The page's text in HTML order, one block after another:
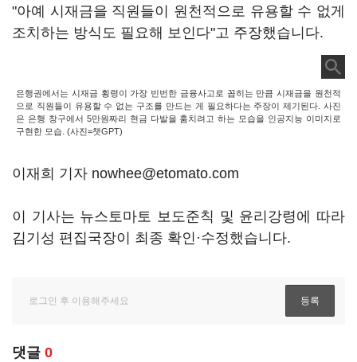
"아예 시재금을 직원들이 원천적으로 유용할 수 없게
조치하는 방식도 필요해 보인다"고 주장했습니다.
은행권에서는 시재금 횡령이 가장 빈번한 금융사고로 꼽히는 만큼 시재금을 원천적
으로 직원들이 유용할 수 없는 구조를 만드는 게 필요하다는 주장이 제기된다. 사진
은 은행 창구에서 5만원짜리 현금 다발을 훔치려고 하는 모습을 인공지능 이미지로
구현한 모습. (사진=챗GPT)
이재희 기자 nowhee@etomato.com
이 기사는 뉴스토마토 보도준칙 및 윤리강령에 따라
김기성 편집국장이 최종 확인·수정했습니다.
댓글 0